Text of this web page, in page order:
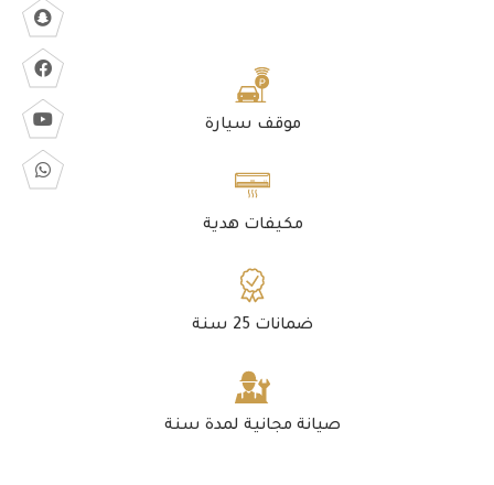
موقف سيارة
مكيفات هدية
ضمانات 25 سنة
صيانة مجانية لمدة سنة